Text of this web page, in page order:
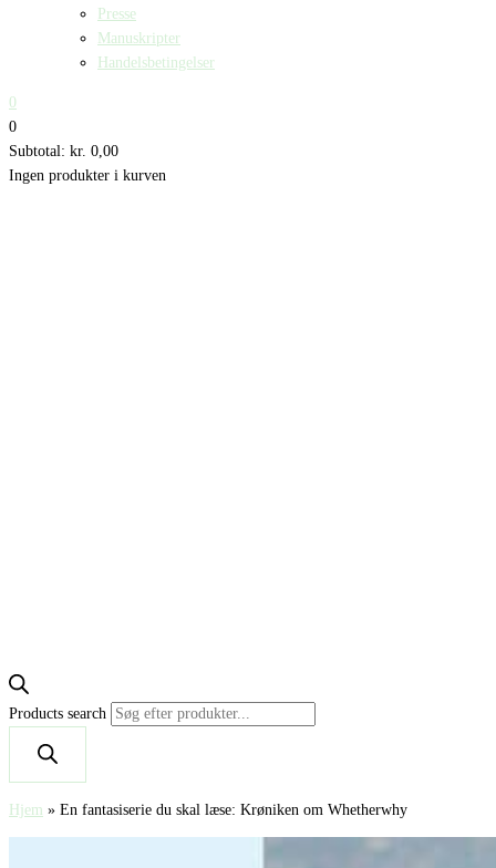
Presse
Manuskripter
Handelsbetingelser
0
0
Subtotal: kr. 0,00
Ingen produkter i kurven
Products search
Hjem » En fantasiserie du skal læse: Krøniken om Whetherwhy